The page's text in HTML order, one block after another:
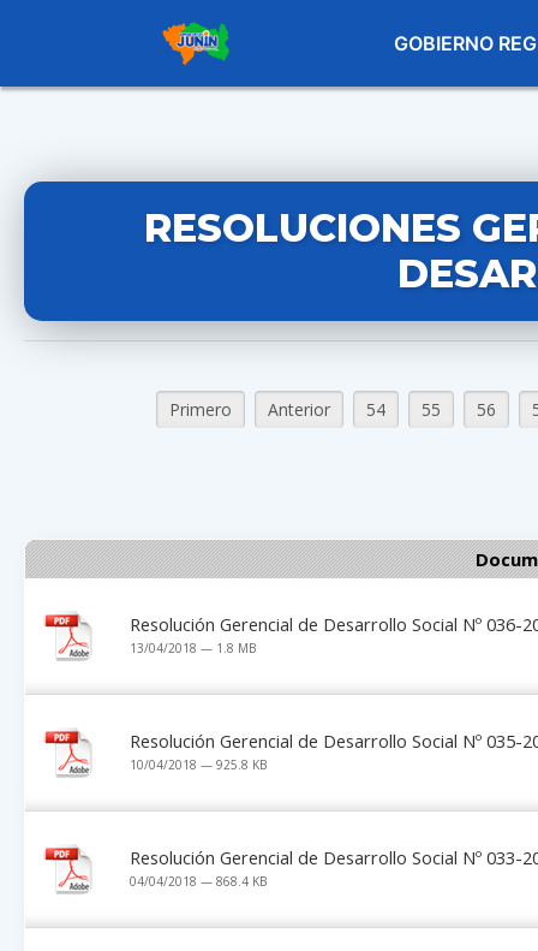
GOBIERNO
RESOLUCIONES
Primero Anterior 54 55 56
Resolución Gerencial de Desarrollo Social Nº 036-
13/04/2018 — 1.8 MB
Resolución Gerencial de Desarrollo Social Nº 035-
10/04/2018 — 925.8 KB
Resolución Gerencial de Desarrollo Social Nº 033-
04/04/2018 — 868.4 KB